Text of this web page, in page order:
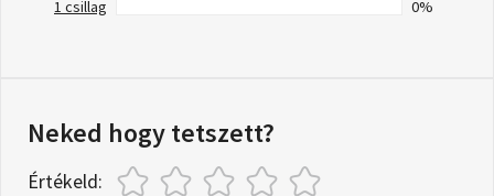
1 csillag
0%
Neked hogy tetszett?
Értékeld: